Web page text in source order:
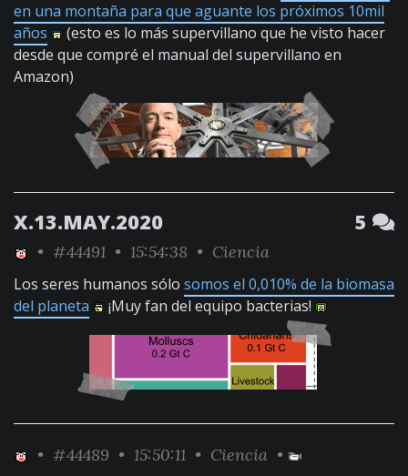
en una montaña para que aguante los próximos 10mil
años
(esto es lo más supervillano que he visto hacer
desde que compré el manual del supervillano en
Amazon)
X.13.MAY.2020 5
• #44491 • 15:54:38 • Ciencia
Los seres humanos sólo somos el 0,010% de la biomasa
del planeta
¡Muy fan del equipo bacterias!
• #44489 • 15:50:11 • Ciencia •